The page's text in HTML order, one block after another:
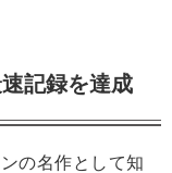
記録を達成
の名作として知